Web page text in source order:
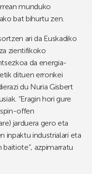
munduko
bat bihurtu zen.
ari da Euskadiko
zientifikoko
da energia-
dituen erronkei
du Nuria Gisbert
“Eragin hori gure
offen
jarduera gero eta
inpaktu industrialari eta
azpimarratu